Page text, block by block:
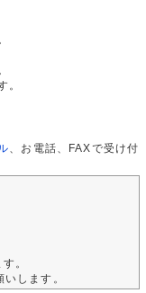
。
、お電話、FAXで受け付
。
します。